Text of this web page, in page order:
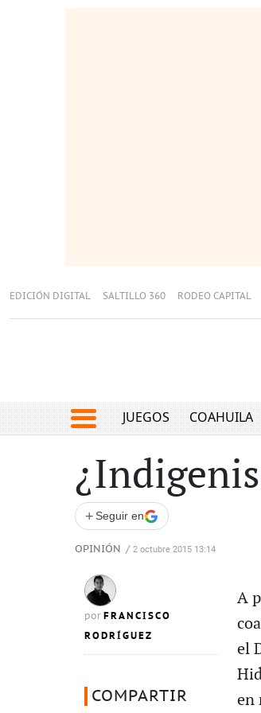
EDICIÓN DIGITAL SALTILLO 360 RODEO CAPITAL
JUEGOS COAHUILA
+ Seguir en
OPINIÓN / 2 octubre 2015 13:14
por FRANCISCO
RODRÍGUEZ
COMPARTIR
A
el
en